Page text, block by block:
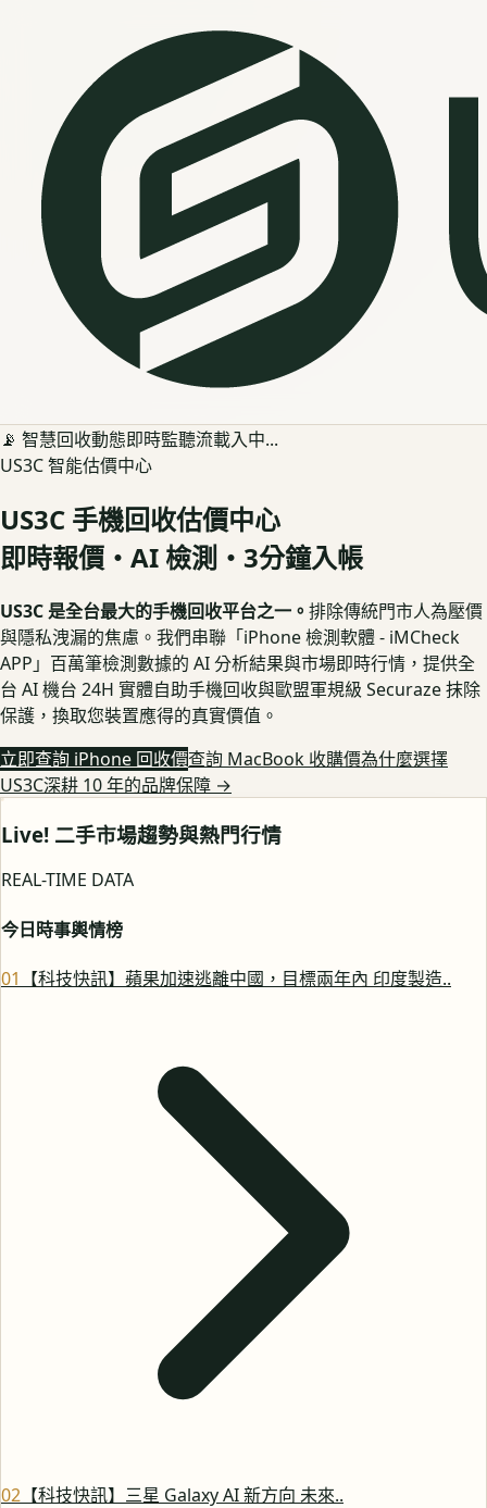
📡 智慧回收動態即時監聽流載入中...
US3C 智能估價中心
US3C 手機回收估價中心
即時報價・AI 檢測・3分鐘入帳
US3C 是全台最大的手機回收平台之一。 排除傳統門市人為壓價
與隱私洩漏的焦慮。我們串聯「iPhone 檢測軟體 - iMCheck
APP」百萬筆檢測數據的 AI 分析結果與市場即時行情，提供全
台 AI 機台 24H 實體自助手機回收與歐盟軍規級 Securaze 抹除
保護，換取您裝置應得的真實價值。
立即查詢 iPhone 回收價查詢 MacBook 收購價為什麼選擇
US3C深耕 10 年的品牌保障 →
Live! 二手市場趨勢與熱門行情
REAL-TIME DATA
今日時事輿情榜
01 【科技快訊】蘋果加速逃離中國，目標兩年內 印度製造..
02 【科技快訊】三星 Galaxy AI 新方向 未來..